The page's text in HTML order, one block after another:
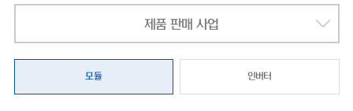
제품 판매 사업
모듈 인버터